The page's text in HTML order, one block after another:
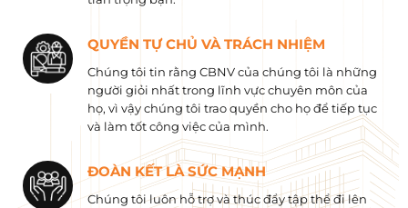
QUYỀN TỰ CHỦ VÀ TRÁCH NHIỆM
Chúng tôi tin rằng CBNV của chúng tôi là những
người giỏi nhất trong lĩnh vực chuyên môn của
họ, vì vậy chúng tôi trao quyền cho họ để tiếp tục
và làm tốt công việc của mình.
ĐOÀN KẾT LÀ SỨC MẠNH
Chúng tôi luôn hỗ trợ và thúc đẩy tập thể đi lên